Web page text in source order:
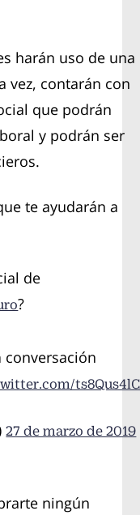
harán uso de una
vez, contarán con
que podrán
y podrán ser
te ayudarán a
de
?
27 de marzo de 2019
ningún